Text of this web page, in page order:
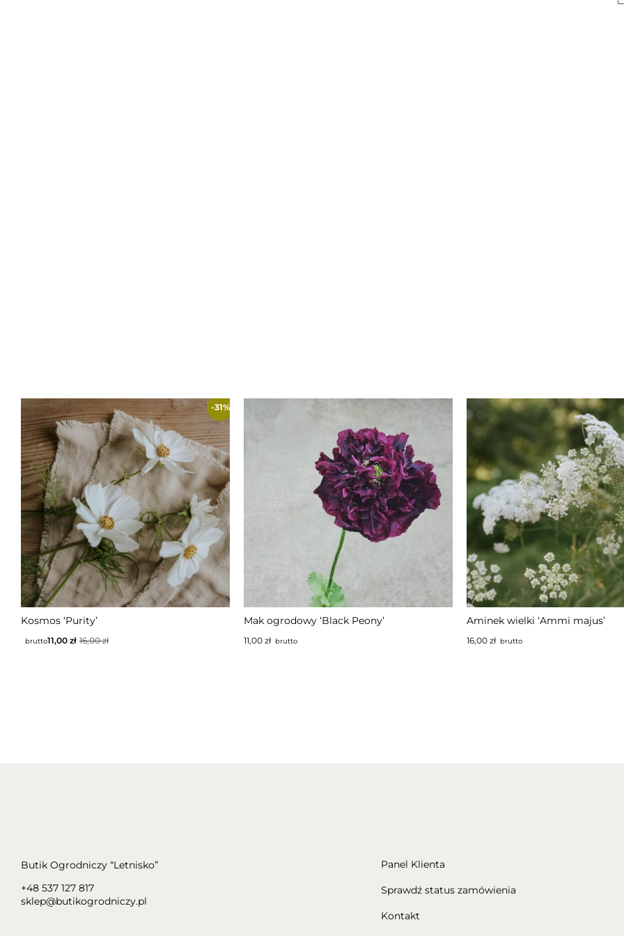
-31%
NIEDOSTĘPNY
Kosmos ‘Purity’
16,00zł
11,00 zł
brutto
Mak ogrodowy ‘Black Peony’
11,00 złbrutto
NIEDOSTĘPNY
Aminek wielki ‘Ammi majus’
16,00 złbrutto
Butik Ogrodniczy “Letnisko”
+48 537 127 817
sklep@butikogrodniczy.pl
Panel Klienta
Sprawdź status zamówienia
Kontakt